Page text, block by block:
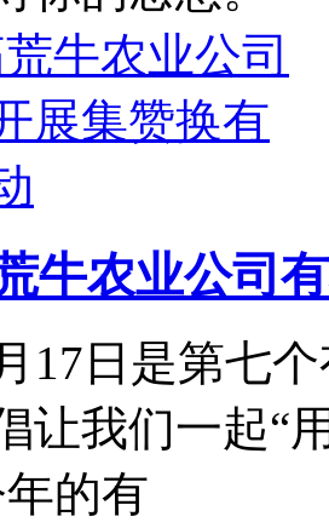
牛农业公司
17日是第七
让我们一起“
的有